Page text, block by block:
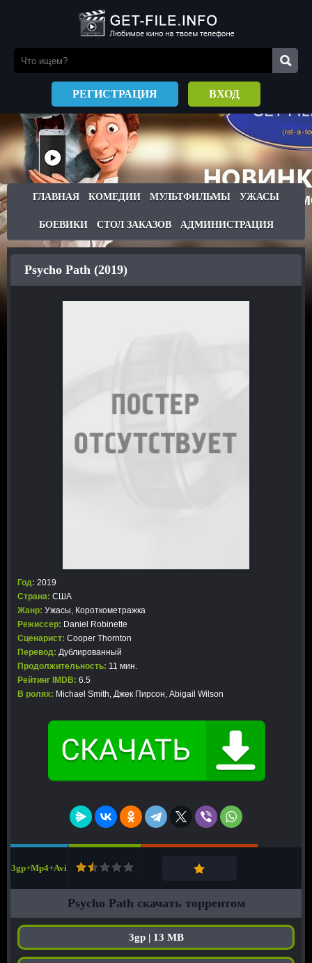
РЕГИСТРАЦИЯ ВХОД
ГЛАВНАЯ КОМЕДИИ МУЛЬТФИЛЬМЫ УЖАСЫ
БОЕВИКИ СТОЛ ЗАКАЗОВ АДМИНИСТРАЦИЯ
Psycho Path (2019)
Год: 2019
Страна: США
Жанр: Ужасы, Короткометражка
Режиссер: Daniel Robinette
Сценарист: Cooper Thornton
Перевод: Дублированный
Продолжительность: 11 мин.
Рейтинг IMDB: 6.5
В ролях: Michael Smith, Джек Пирсон, Abigail Wilson
3gp+Mp4+Avi
Psycho Path скачать торрентом
3gp | 13 MB